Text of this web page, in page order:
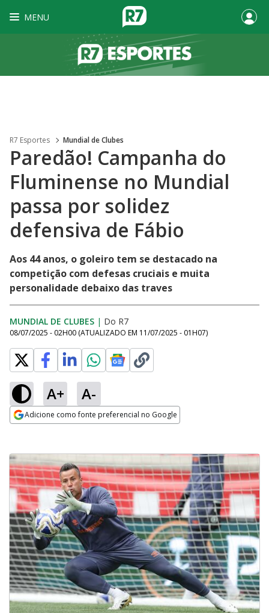
MENU
R7 Esportes Mundial de Clubes
Paredão! Campanha do
Fluminense no Mundial
passa por solidez
defensiva de Fábio
Aos 44 anos, o goleiro tem se destacado na
competição com defesas cruciais e muita
personalidade debaixo das traves
MUNDIAL DE CLUBES | Do R7
08/07/2025 - 02H00 (ATUALIZADO EM 11/07/2025 - 01H07)
A+ A-
Adicione como fonte preferencial no Google